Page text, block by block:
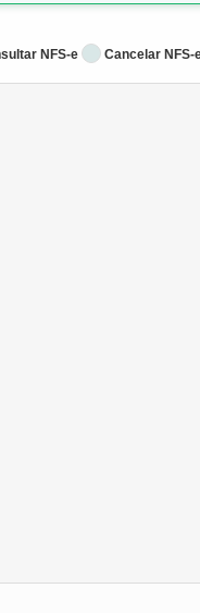
NFS-e Cancelar NFS-